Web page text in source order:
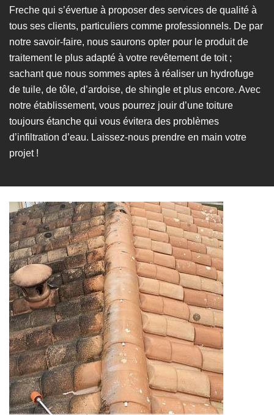
Freche qui s’évertue à proposer des services de qualité à
tous ses clients, particuliers comme professionnels. De par
notre savoir-faire, nous saurons opter pour le produit de
traitement le plus adapté à votre revêtement de toit ;
sachant que nous sommes aptes à réaliser un hydrofuge
de tuile, de tôle, d’ardoise, de shingle et plus encore. Avec
notre établissement, vous pourrez jouir d’une toiture
toujours étanche qui vous évitera des problèmes
d’infiltration d’eau. Laissez-nous prendre en main votre
projet !